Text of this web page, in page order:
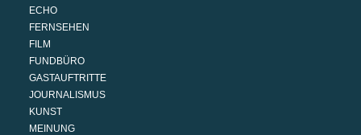
ECHO
FERNSEHEN
FILM
FUNDBÜRO
GASTAUFTRITTE
JOURNALISMUS
KUNST
MEINUNG